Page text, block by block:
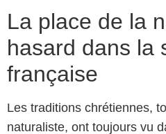
La place de la
hasard dans la
française
Les traditions chrétiennes,
naturaliste, ont toujours vu